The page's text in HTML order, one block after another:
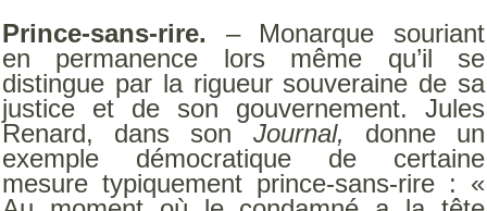
Prince-sans-rire. – Monarque souriant
en permanence lors même qu’il se
distingue par la rigueur souveraine de sa
justice et de son gouvernement. Jules
Renard, dans son Journal, donne un
exemple démocratique de certaine
mesure typiquement prince-sans-rire : «